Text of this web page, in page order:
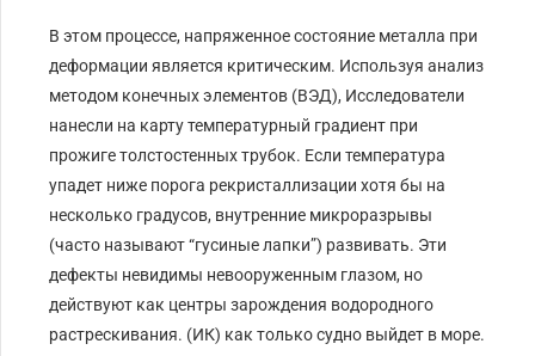
В этом процессе, напряженное состояние металла при
деформации является критическим. Используя анализ
методом конечных элементов (ВЭД), Исследователи
нанесли на карту температурный градиент при
прожиге толстостенных трубок. Если температура
упадет ниже порога рекристаллизации хотя бы на
несколько градусов, внутренние микроразрывы
(часто называют “гусиные лапки”) развивать. Эти
дефекты невидимы невооруженным глазом, но
действуют как центры зарождения водородного
растрескивания. (ИК) как только судно выйдет в море.